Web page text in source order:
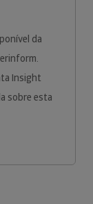
da
Insight
sobre esta